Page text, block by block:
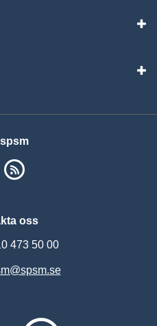
SPSM på Facebook
oss
473 50 00